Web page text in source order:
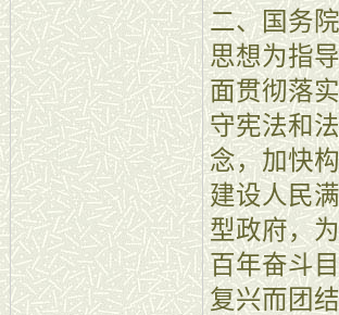
二、国务
思想为指
面贯彻落
守宪法和
念，加快
建设人民
型政府，
百年奋斗
复兴而团